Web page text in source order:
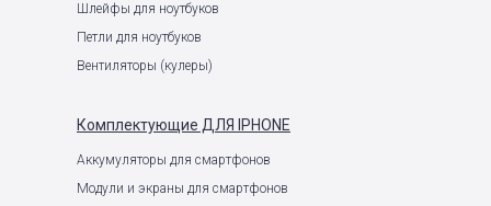
Шлейфы для ноутбуков
Петли для ноутбуков
Вентиляторы (кулеры)
Комплектующие ДЛЯ IPHONE
Аккумуляторы для смартфонов
Модули и экраны для смартфонов